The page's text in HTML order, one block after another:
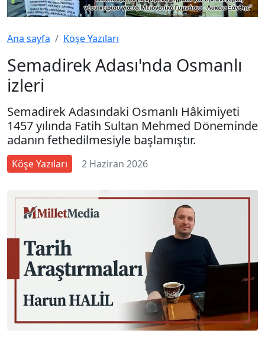
Ana sayfa Köşe Yazıları
Semadirek Adası'nda Osmanlı
izleri
Semadirek Adasındaki Osmanlı Hâkimiyeti
1457 yılında Fatih Sultan Mehmed Döneminde
adanın fethedilmesiyle başlamıştır.
Köşe Yazıları 2 Haziran 2026